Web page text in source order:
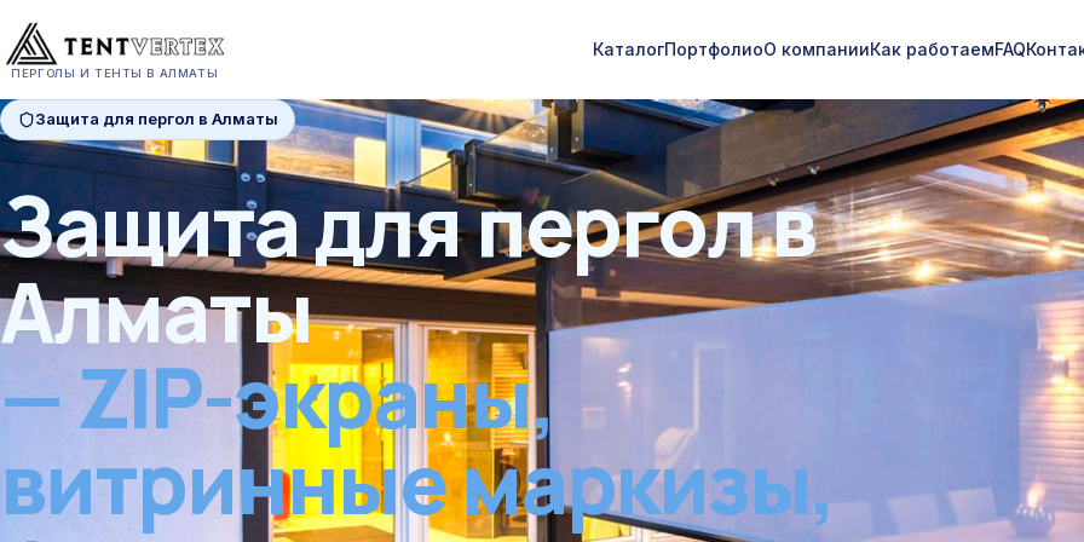
ПЕРГОЛЫ И ТЕНТЫ В АЛМАТЫ
КаталогПортфолиоО компанииКак работаемFAQ
Защита для пергол в Алматы
Защита для пергол в
Алматы
— ZIP-экраны,
витринные маркизы,